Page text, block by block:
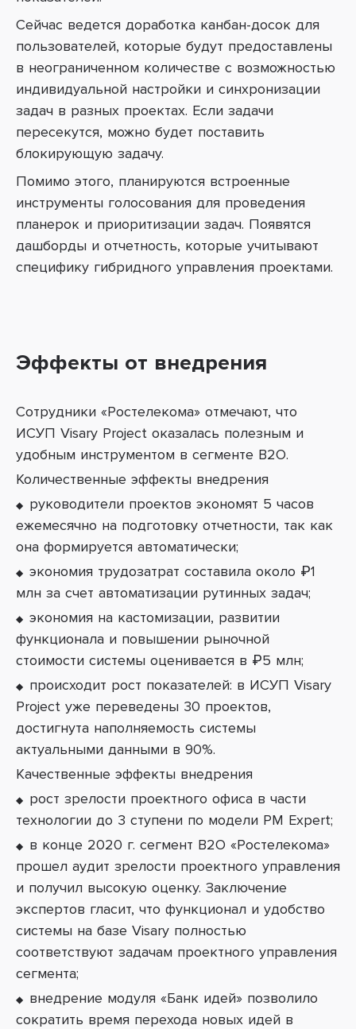
Сейчас ведется доработка канбан-досок для
пользователей, которые будут предоставлены
в неограниченном количестве с возможностью
индивидуальной настройки и синхронизации
задач в разных проектах. Если задачи
пересекутся, можно будет поставить
блокирующую задачу.
Помимо этого, планируются встроенные
инструменты голосования для проведения
планерок и приоритизации задач. Появятся
дашборды и отчетность, которые учитывают
специфику гибридного управления проектами.
Эффекты от внедрения
Сотрудники «Ростелекома» отмечают, что
ИСУП Visary Project оказалась полезным и
удобным инструментом в сегменте B2O.
Количественные эффекты внедрения
руководители проектов экономят 5 часов
ежемесячно на подготовку отчетности, так как
она формируется автоматически;
экономия трудозатрат составила около ₽1
млн за счет автоматизации рутинных задач;
экономия на кастомизации, развитии
функционала и повышении рыночной
стоимости системы оценивается в ₽5 млн;
происходит рост показателей: в ИСУП Visary
Project уже переведены 30 проектов,
достигнута наполняемость системы
актуальными данными в 90%.
Качественные эффекты внедрения
рост зрелости проектного офиса в части
технологии до 3 ступени по модели PM Expert;
в конце 2020 г. сегмент B2O «Ростелекома»
прошел аудит зрелости проектного управления
и получил высокую оценку. Заключение
экспертов гласит, что функционал и удобство
системы на базе Visary полностью
соответствуют задачам проектного управления
сегмента;
внедрение модуля «Банк идей» позволило
сократить время перехода новых идей в